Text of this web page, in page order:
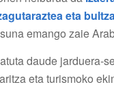
eta
emango zaie
daude jarduera-
eta turismoko